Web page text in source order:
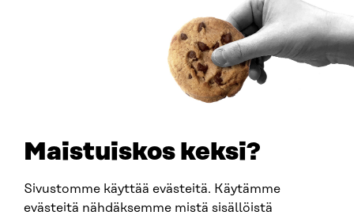
Maistuiskos keksi?
Sivustomme käyttää evästeitä. Käytämme
evästeitä nähdäksemme mistä sisällöistä
SITRA SOSIAALISESSA MEDIASSA